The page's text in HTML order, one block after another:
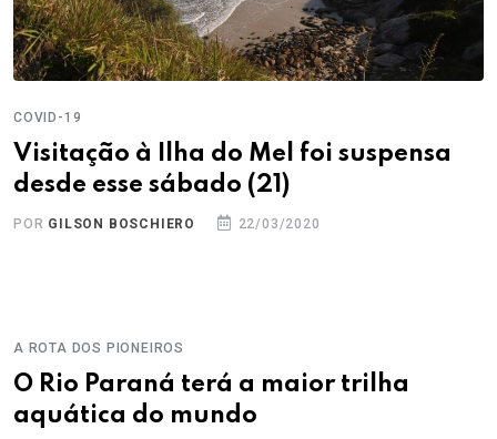
COVID-19
Visitação à Ilha do Mel foi suspensa
desde esse sábado (21)
POR GILSON BOSCHIERO 22/03/2020
A ROTA DOS PIONEIROS
O Rio Paraná terá a maior trilha
aquática do mundo